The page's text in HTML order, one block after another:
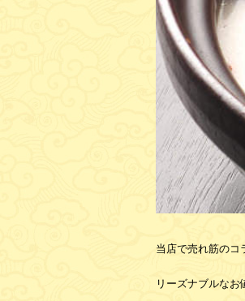
当店で売れ筋のコ
リーズナブルなお